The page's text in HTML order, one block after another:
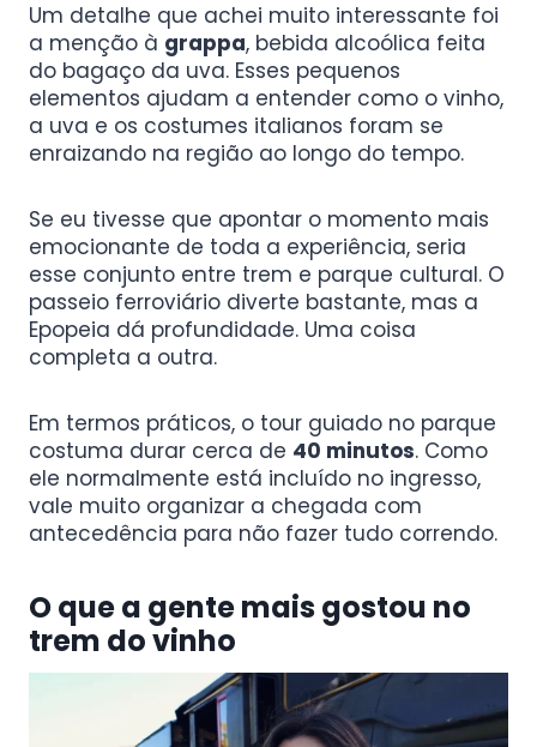
Um detalhe que achei muito interessante foi
a menção à grappa, bebida alcoólica feita
do bagaço da uva. Esses pequenos
elementos ajudam a entender como o vinho,
a uva e os costumes italianos foram se
enraizando na região ao longo do tempo.
Se eu tivesse que apontar o momento mais
emocionante de toda a experiência, seria
esse conjunto entre trem e parque cultural. O
passeio ferroviário diverte bastante, mas a
Epopeia dá profundidade. Uma coisa
completa a outra.
Em termos práticos, o tour guiado no parque
costuma durar cerca de 40 minutos. Como
ele normalmente está incluído no ingresso,
vale muito organizar a chegada com
antecedência para não fazer tudo correndo.
O que a gente mais gostou no
trem do vinho